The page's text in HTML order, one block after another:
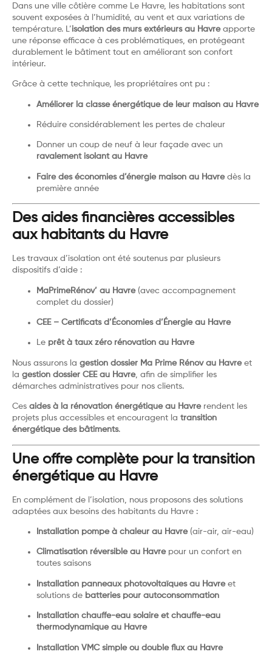
Dans une ville côtière comme Le Havre, les habitations sont
souvent exposées à l’humidité, au vent et aux variations de
température. L’isolation des murs extérieurs au Havreapporte
une réponse efficace à ces problématiques, en protégeant
durablement le bâtiment tout en améliorant son confort
intérieur.
Grâce à cette technique, les propriétaires ont pu :
Améliorer la classe énergétique de leur maison au Havre
Réduire considérablement les pertes de chaleur
Donner un coup de neuf à leur façade avec un
ravalement isolant au Havre
Faire des économies d’énergie maison au Havredès la
première année
Des aides financières accessibles
aux habitants du Havre
Les travaux d’isolation ont été soutenus par plusieurs
dispositifs d’aide :
MaPrimeRénov’ au Havre(avec accompagnement
complet du dossier)
CEE – Certificats d’Économies d’Énergie au Havre
Le prêt à taux zéro rénovation au Havre
Nous assurons la gestion dossier Ma Prime Rénov au Havreet
la gestion dossier CEE au Havre, afin de simplifier les
démarches administratives pour nos clients.
Ces aides à la rénovation énergétique au Havrerendent les
projets plus accessibles et encouragent la transition
énergétique des bâtiments.
Une offre complète pour la transition
énergétique au Havre
En complément de l’isolation, nous proposons des solutions
adaptées aux besoins des habitants du Havre :
Installation pompe à chaleur au Havre(air-air, air-eau)
Climatisation réversible au Havrepour un confort en
toutes saisons
Installation panneaux photovoltaïques au Havreet
solutions de batteries pour autoconsommation
Installation chauffe-eau solaire et chauffe-eau
thermodynamique au Havre
Installation VMC simple ou double flux au Havre